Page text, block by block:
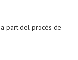
part del procés de